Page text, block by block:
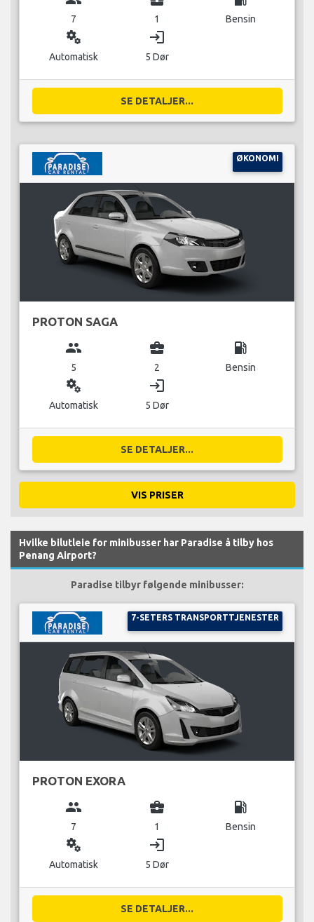
7 1 Bensin
miscellaneous_services
Automatisk
login
5 Dør
SE DETALJER...
ØKONOMI
PROTON SAGA
group
5
business_center
2
local_gas_station
Bensin
miscellaneous_services
Automatisk
login
5 Dør
SE DETALJER...
VIS PRISER
Hvilke bilutleie for minibusser har Paradise å tilby hos
Penang Airport?
Paradise tilbyr følgende minibusser:
7-SETERS TRANSPORTTJENESTER
PROTON EXORA
group
7
business_center
1
local_gas_station
Bensin
miscellaneous_services
Automatisk
login
5 Dør
SE DETALJER...